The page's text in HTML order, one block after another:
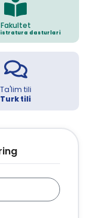
Fakultet
dasturlari
Ta'lim tili
Turk tili